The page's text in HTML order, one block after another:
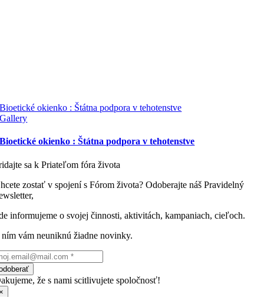
Bioetické okienko : Štátna podpora v tehotenstve
Gallery
Bioetické okienko : Štátna podpora v tehotenstve
sa k Priateľom fóra života
zostať v spojení s Fórom života? Odoberajte náš Pravidelný
informujeme o svojej činnosti, aktivitách, kampaniach, cieľoch.
ním vám neuniknú žiadne novinky.
že s nami scitlivujete spoločnosť!